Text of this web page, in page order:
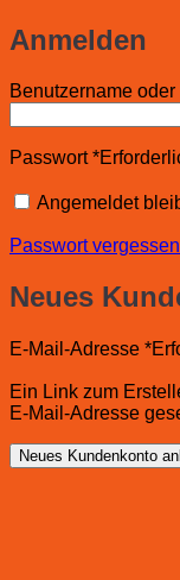
Anmelden
Benutzername
Passwort*
Angemeldet
Passwort
Neues
E-Mail-Adresse *
Ein Link zum
E-Mail-Adresse
Neues Kundenkonto